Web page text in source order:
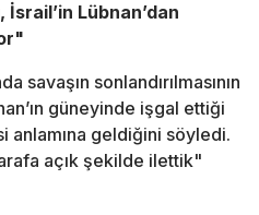
İsrail’in Lübnan’dan
savaşın sonlandırılmasının
güneyinde işgal ettiği
geldiğini söyledi.
açık şekilde ilettik"